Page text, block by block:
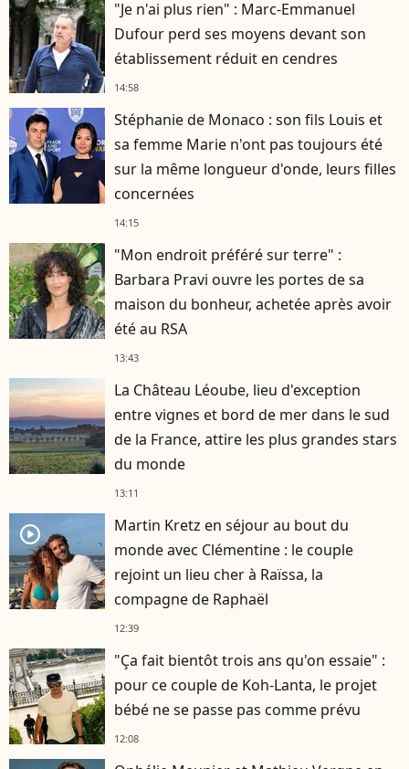
"Je n'ai plus rien" : Marc-Emmanuel
Dufour perd ses moyens devant son
établissement réduit en cendres
14:58
Stéphanie de Monaco : son fils Louis et
sa femme Marie n'ont pas toujours été
sur la même longueur d'onde, leurs filles
concernées
14:15
"Mon endroit préféré sur terre" :
Barbara Pravi ouvre les portes de sa
maison du bonheur, achetée après avoir
été au RSA
13:43
La Château Léoube, lieu d'exception
entre vignes et bord de mer dans le sud
de la France, attire les plus grandes stars
du monde
13:11
player2
Martin Kretz en séjour au bout du
monde avec Clémentine : le couple
rejoint un lieu cher à Raïssa, la
compagne de Raphaël
12:39
"Ça fait bientôt trois ans qu'on essaie" :
pour ce couple de Koh-Lanta, le projet
bébé ne se passe pas comme prévu
12:08